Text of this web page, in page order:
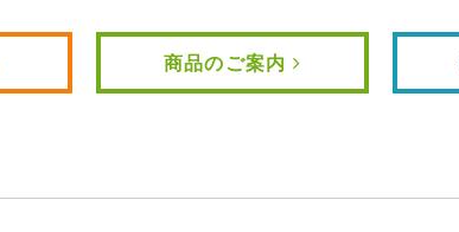
商品のご案内